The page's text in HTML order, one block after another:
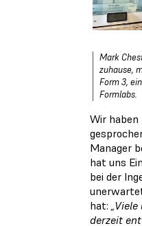
Mark
zuhause,
Form 3,
Formlabs.
Wir
Manager
hat uns
bei der
hat:
derzeit